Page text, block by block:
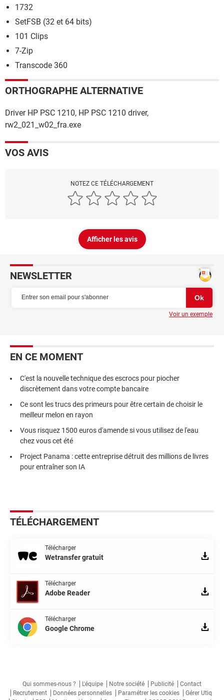
1732
SetFSB (32 et 64 bits)
101 Clips
7-Zip
Transcode 360
ORTHOGRAPHE ALTERNATIVE
Driver HP PSC 1210, HP PSC 1210 driver,
rw2_021_w02_fra.exe
VOS AVIS
NOTEZ CE TÉLÉCHARGEMENT
Afficher les avis
NEWSLETTER
Voir un exemple
EN CE MOMENT
C'est la nouvelle technique des escrocs pour piocher
discrètement dans votre compte bancaire
Ce sont les trucs des primeurs pour être certain de choisir le
meilleur melon en rayon
Vous risquez 1500 euros d'amende si vous utilisez de l'eau
chez vous cet été
Project Panama : cette entreprise détruit des millions de livres
pour entraîner son IA
TÉLÉCHARGEMENT
Télécharger
Wetransfer gratuit
Télécharger
Adobe Reader
Télécharger
Google Chrome
Qui sommes-nous ? L'équipe Notre société Publicité
Contact
Recrutement
Données personnelles Paramétrer les cookies
Gérer Utiq